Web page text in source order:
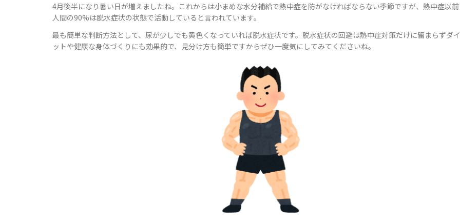
4月後半になり暑い日が増えましたね。これからは小まめな水分補給で熱中症を防がなければならない季節ですが、熱中症以
人間の90%は脱水症状の状態で活動していると言われています。
最も簡単な判断方法として、尿が少しでも黄色くなっていれば脱水症状です。脱水症状の回避は熱中症対策だけに留まらずダ
ットや健康な身体づくりにも効果的で、見分け方も簡単ですからぜひ一度気にしてみてくださいね。